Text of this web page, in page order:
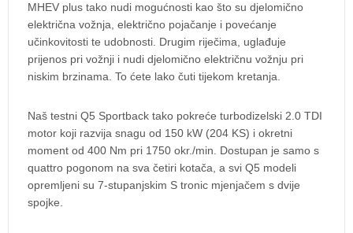
MHEV plus tako nudi mogućnosti kao što su djelomično
električna vožnja, električno pojačanje i povećanje
učinkovitosti te udobnosti. Drugim riječima, uglađuje
prijenos pri vožnji i nudi djelomično električnu vožnju pri
niskim brzinama. To ćete lako čuti tijekom kretanja.
Naš testni Q5 Sportback tako pokreće turbodizelski 2.0 TDI
motor koji razvija snagu od 150 kW (204 KS) i okretni
moment od 400 Nm pri 1750 okr./min. Dostupan je samo s
quattro pogonom na sva četiri kotača, a svi Q5 modeli
opremljeni su 7-stupanjskim S tronic mjenjačem s dvije
spojke.